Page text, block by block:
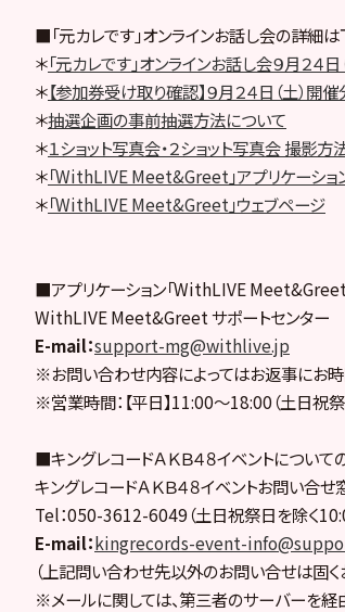
■「元カレです」オンラインお話し会の詳細は
＊「元カレです」オンラインお話し会９月２４
＊【参加券受け取り確認】９月２４日（土）
＊抽選企画の事前抽選方法について
＊１ショット写真会・２ショット写真会 撮影方
＊「WithLIVE Meet&Greet」アプリケーシ
＊「WithLIVE Meet&Greet」ウェブページ
■アプリケーション「WithLIVE
WithLIVE Meet&Greet サポートセンター
E-mail：support-mg@withlive.jp
※お問い合わせ内容によってはお返事にお時
※営業時間：【平日】11:00〜18:00（土日祝祭
■キングレコードＡＫＢ４８イベントについ
キングレコードＡＫＢ４８イベントお問い合せ
Tel：050-3612-6049（土日祝祭日を除く
E-mail：kingrecords-event-
（上記問い合わせ先以外のお問い合せは固く
※メールに関しては、第三者のサーバーを経